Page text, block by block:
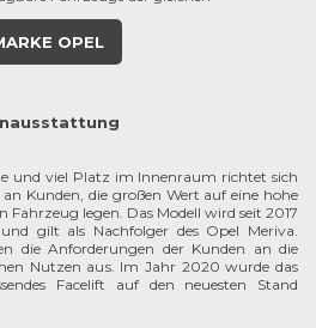
OPEL
und viel Platz im Innenraum richtet sich
Kunden, die großen Wert auf eine hohe
legen. Das Modell wird seit 2017
gilt als Nachfolger des Opel Meriva.
die Anforderungen der Kunden an die
Nutzen aus. Im Jahr 2020 wurde das
Facelift auf den neuesten Stand